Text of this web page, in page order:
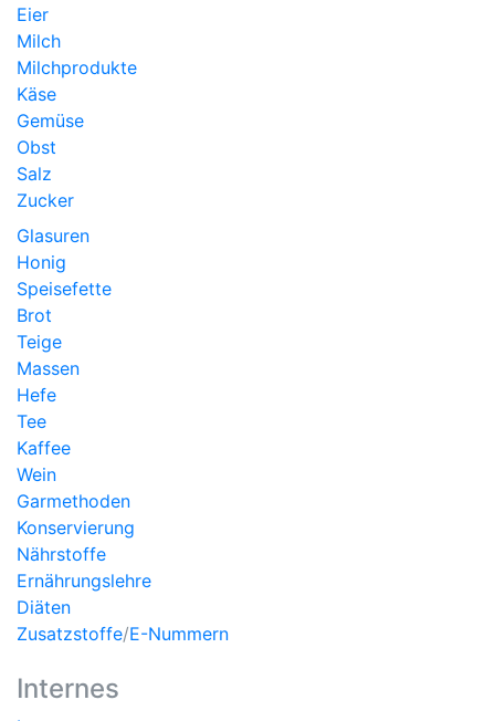
Eier
Milch
Milchprodukte
Käse
Gemüse
Obst
Salz
Zucker
Glasuren
Honig
Speisefette
Brot
Teige
Massen
Hefe
Tee
Kaffee
Wein
Garmethoden
Konservierung
Nährstoffe
Ernährungslehre
Diäten
Zusatzstoffe/E-Nummern
Internes